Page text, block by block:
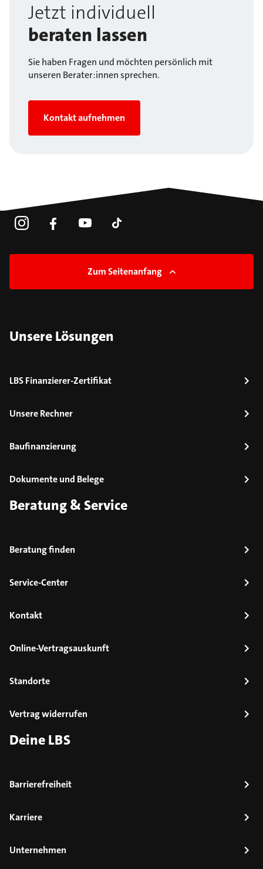
Jetzt individuell
beraten lassen
Sie haben Fragen und möchten persönlich mit
unseren Berater:innen sprechen.
Kontakt aufnehmen
Zum Seitenanfang
Unsere Lösungen
LBS Finanzierer-Zertifikat
Unsere Rechner
Baufinanzierung
Dokumente und Belege
Beratung & Service
Beratung finden
Service-Center
Kontakt
Online-Vertragsauskunft
Standorte
Vertrag widerrufen
Deine LBS
Barrierefreiheit
Karriere
Unternehmen